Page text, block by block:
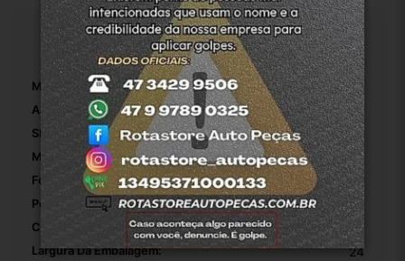
Especificações
Marca: Chevrolet
Altura Da Embalagem: 24
SKU: P-10608
Modelo: Celta
Fonte Do Produto: Brasil
Peso Da Embalagem: 0.750
Comprimento Da Embalagem: 34
Largura Da Embalagem: 24